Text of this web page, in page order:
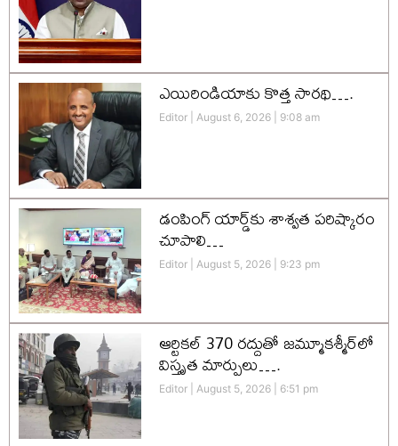
ఎయిరిండియాకు కొత్త సారథి….
Editor August 6, 2026 9:08 am
డంపింగ్ యార్డ్‌కు శాశ్వత పరిష్కారం
చూపాలి…
Editor August 5, 2026 9:23 pm
ఆర్టికల్ 370 రద్దుతో జమ్మూకశ్మీర్‌లో
విస్తృత మార్పులు….
Editor August 5, 2026 6:51 pm